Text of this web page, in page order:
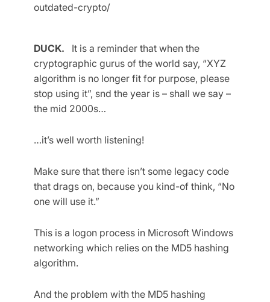
outdated-crypto/
DUCK. It is a reminder that when the
cryptographic gurus of the world say, “XYZ
algorithm is no longer fit for purpose, please
stop using it”, snd the year is – shall we say –
the mid 2000s…
…it’s well worth listening!
Make sure that there isn’t some legacy code
that drags on, because you kind-of think, “No
one will use it.”
This is a logon process in Microsoft Windows
networking which relies on the MD5 hashing
algorithm.
And the problem with the MD5 hashing